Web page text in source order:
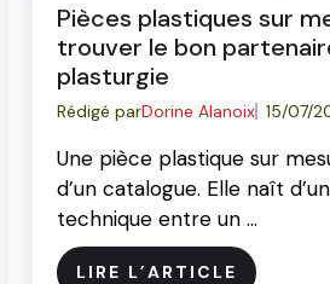
Pièces plastiques sur
trouver le bon
plasturgie
Rédigé parDorine Alanoix 15/07/
Une pièce plastique sur
d’un catalogue. Elle naît
technique entre un …
LIRE L’ARTICLE